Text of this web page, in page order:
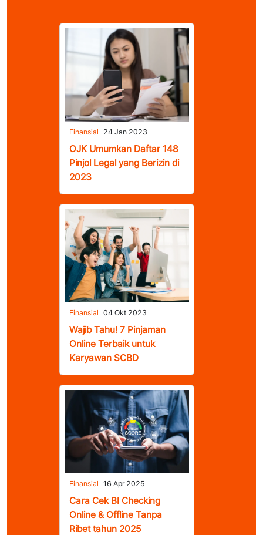
Finansial 24 Jan 2023
OJK Umumkan Daftar 148
Pinjol Legal yang Berizin di
2023
Finansial 04 Okt 2023
Wajib Tahu! 7 Pinjaman
Online Terbaik untuk
Karyawan SCBD
Finansial 16 Apr 2025
Cara Cek BI Checking
Online & Offline Tanpa
Ribet tahun 2025